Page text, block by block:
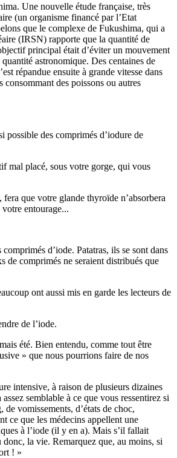
Une nouvelle étude française, très
(un organisme financé par l’Etat
que le complexe de Fukushima, qui a
(IRSN) rapporte que la quantité de
principal était d’éviter un mouvement
astronomique. Des centaines de
répandue ensuite à grande vitesse dans
des poissons ou autres
possible des comprimés d’iodure de
mal placé, sous votre gorge, qui vous
que votre glande thyroïde n’absorbera
entourage...
d’iode. Patatras, ils se sont dans
de comprimés ne seraient distribués que
ont aussi mis en garde les lecteurs de
de l’iode.
été. Bien entendu, comme tout être
» que nous pourrions faire de nos
intensive, à raison de plusieurs dizaines
semblable à ce que vous ressentirez si
vomissements, d’états de choc,
ce que les médecins appellent une
à l’iode (il y en a). Mais s’il fallait
la vie. Remarquez que, au moins, si
! »